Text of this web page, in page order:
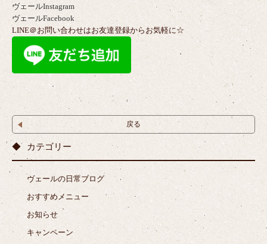
ヴェールInstagram
ヴェールFacebook
LINE＠お問い合わせはお友達登録からお気軽に☆
戻る
カテゴリー
ヴェールの日常ブログ
おすすめメニュー
お知らせ
キャンペーン